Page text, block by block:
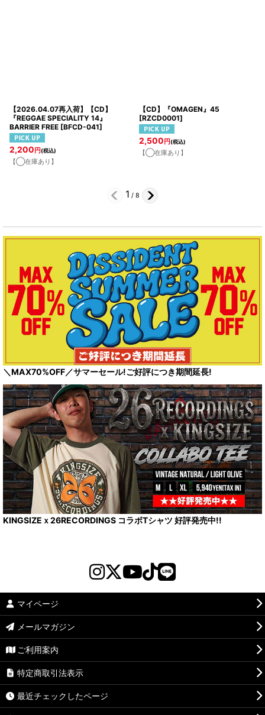
【2026.04.07再入荷】【CD】
『REGGAE SPECIALITY 14』
BARRIER FREE [BFCD-041]
2,200 円(税込)
【◯在庫あり】
【CD】『OMAGEN』45
[RZCD0001]
2,500 円(税込)
【◯在庫あり】
1 / 8
＼MAX70%OFF／サマーセール!ご好評につき期間延長!
KINGSIZEｘ26RECORDINGS コラボTシャツ 好評発売中!!
マイページ
メールマガジン
ご利用案内
特定商取引法表示
最近チェックしたページ